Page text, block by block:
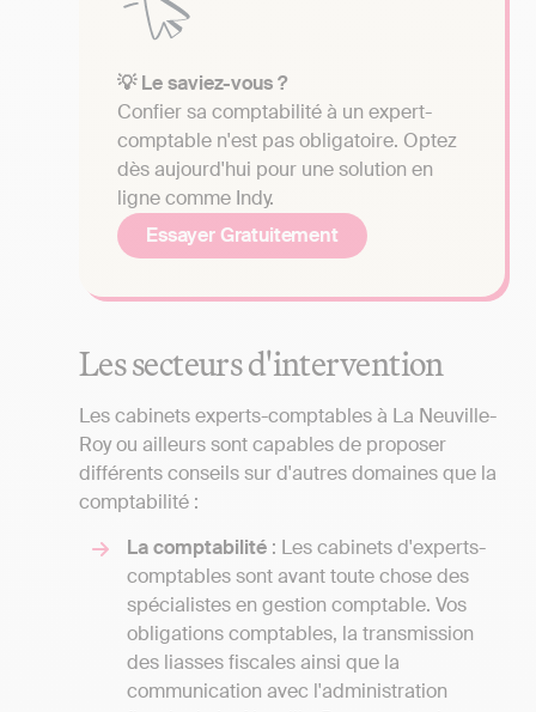
💡 Le saviez-vous ?
Confier sa comptabilité à un expert-
comptable n'est pas obligatoire. Optez
dès aujourd'hui pour une solution en
ligne comme Indy.
Essayer Gratuitement
Les secteurs d'intervention
Les cabinets experts-comptables à La Neuville-
Roy ou ailleurs sont capables de proposer
différents conseils sur d'autres domaines que la
comptabilité :
La comptabilité : Les cabinets d'experts-
comptables sont avant toute chose des
spécialistes en gestion comptable. Vos
obligations comptables, la transmission
des liasses fiscales ainsi que la
communication avec l'administration